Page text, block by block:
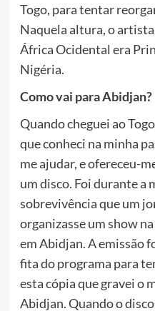
Togo, para tentar
Naquela altura, o artista
África Ocidental era
Nigéria.
Como vai para Abidjan?
Quando cheguei ao
que conheci na minha
me ajudar, e ofereceu-
um disco. Foi durante a
sobrevivência que um
organizasse um show
em Abidjan. A emissão
fita do programa para
esta cópia que gravei o
Abidjan. Quando o